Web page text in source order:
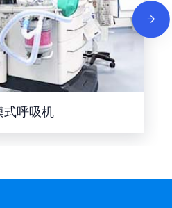
式呼吸机